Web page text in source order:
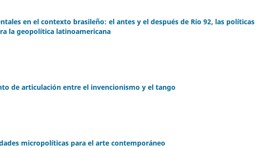
en el contexto brasileño: el antes y el después de Río 92, las políticas
la geopolítica latinoamericana
de articulación entre el invencionismo y el tango
micropolíticas para el arte contemporáneo